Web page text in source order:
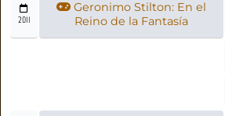
2011
Geronimo Stilton: En el
Reino de la Fantasía